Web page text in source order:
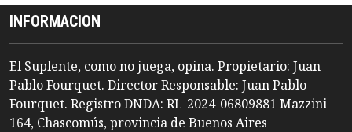
INFORMACION
El Suplente, como no juega, opina. Propietario: Juan
Pablo Fourquet. Director Responsable: Juan Pablo
Fourquet. Registro DNDA: RL-2024-06809881 Mazzini
164, Chascomús, provincia de Buenos Aires